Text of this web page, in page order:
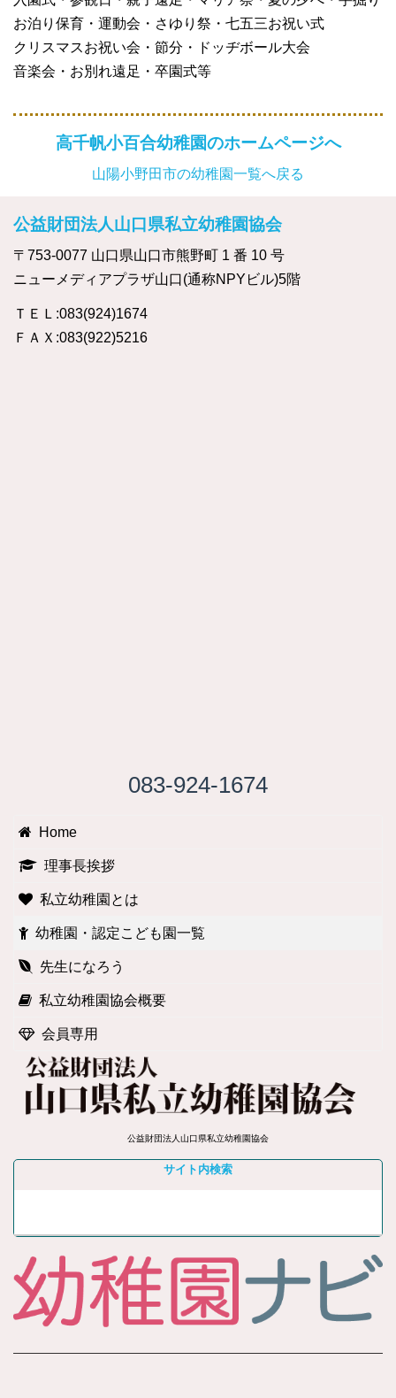
お泊り保育・運動会・さゆり祭・七五三お祝い式
クリスマスお祝い会・節分・ドッヂボール大会
音楽会・お別れ遠足・卒園式等
高千帆小百合幼稚園のホームページへ
山陽小野田市の幼稚園一覧へ戻る
公益財団法人山口県私立幼稚園協会
〒753-0077 山口県山口市熊野町 1 番 10 号
ニューメディアプラザ山口(通称NPYビル)5階
ＴＥＬ:083(924)1674
ＦＡＸ:083(922)5216
083-924-1674
Home
理事長挨拶
私立幼稚園とは
幼稚園・認定こども園一覧
先生になろう
私立幼稚園協会概要
会員専用
公益財団法人山口県私立幼稚園協会
サイト内検索